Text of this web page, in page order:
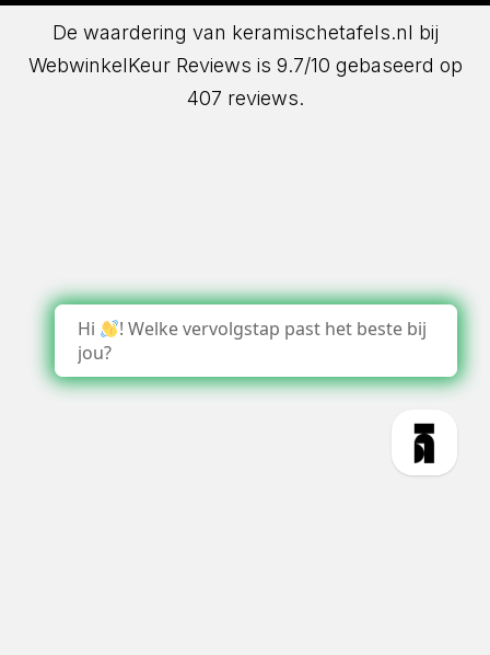
De waardering van keramischetafels.nl bij
WebwinkelKeur Reviews is 9.7/10 gebaseerd op
407 reviews.
Hi
! Welke vervolgstap past het beste bij
jou?